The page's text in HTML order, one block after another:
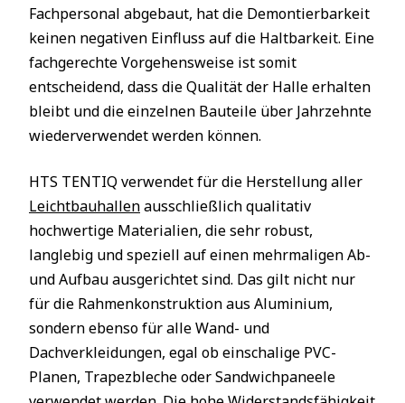
Fachpersonal abgebaut, hat die Demontierbarkeit
keinen negativen Einfluss auf die Haltbarkeit. Eine
fachgerechte Vorgehensweise ist somit
entscheidend, dass die Qualität der Halle erhalten
bleibt und die einzelnen Bauteile über Jahrzehnte
wiederverwendet werden können.
HTS TENTIQ verwendet für die Herstellung aller
Leichtbauhallenausschließlich qualitativ
hochwertige Materialien, die sehr robust,
langlebig und speziell auf einen mehrmaligen Ab-
und Aufbau ausgerichtet sind. Das gilt nicht nur
für die Rahmenkonstruktion aus Aluminium,
sondern ebenso für alle Wand- und
Dachverkleidungen, egal ob einschalige PVC-
Planen, Trapezbleche oder Sandwichpaneele